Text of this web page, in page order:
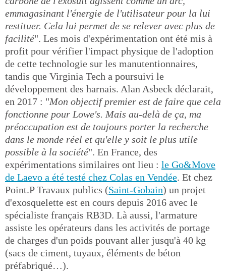
emmagasinant l'énergie de l'utilisateur pour la lui
restituer. Cela lui permet de se relever avec plus de
facilité". Les mois d'expérimentation ont été mis à
profit pour vérifier l'impact physique de l'adoption
de cette technologie sur les manutentionnaires,
tandis que Virginia Tech a poursuivi le
développement des harnais. Alan Asbeck déclarait,
en 2017 : "Mon objectif premier est de faire que cela
fonctionne pour Lowe's. Mais au-delà de ça, ma
préoccupation est de toujours porter la recherche
dans le monde réel et qu'elle y soit le plus utile
possible à la société". En France, des
expérimentations similaires ont lieu : le Go&Move
de Laevo a été testé chez Colas en Vendée. Et chez
Point.P Travaux publics (Saint-Gobain) un projet
d'exosquelette est en cours depuis 2016 avec le
spécialiste français RB3D. Là aussi, l'armature
assiste les opérateurs dans les activités de portage
de charges d'un poids pouvant aller jusqu'à 40 kg
(sacs de ciment, tuyaux, éléments de béton
préfabriqué…).